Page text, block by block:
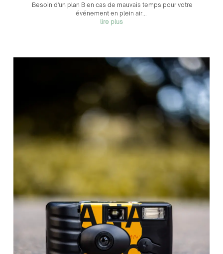
Besoin d'un plan B en cas de mauvais temps pour votre
événement en plein air...
lire plus